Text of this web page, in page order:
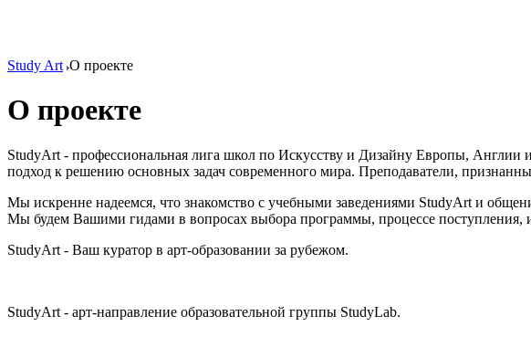
Study Art О проекте
О проекте
StudyArt - профессиональная лига школ по Искусству и Дизайну Европы,
подход к решению основных задач современного мира. Преподаватели,
Мы искренне надеемся, что знакомство с учебными заведениями StudyArt и
Мы будем Вашими гидами в вопросах выбора программы, процессе
StudyArt - Ваш куратор в арт-образовании за рубежом.
StudyArt - арт-направление образовательной группы StudyLab.